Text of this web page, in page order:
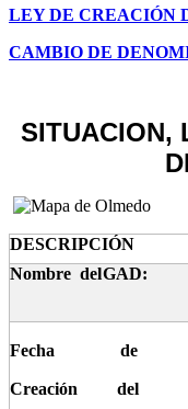
LEY DE CREACIÓN
CAMBIO DE
SITUACION,
DESCRIPCIÓN
Nombre delGAD:
Fecha de
Creación del